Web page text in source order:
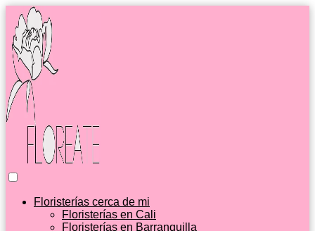
Floristerías cerca de mi
Floristerías en Cali
Floristerías en Barranquilla